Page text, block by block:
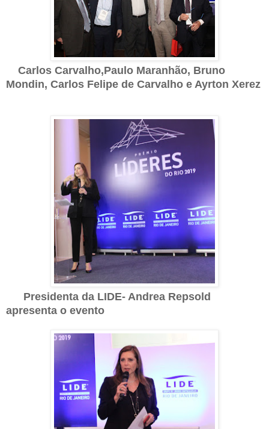
Carlos Carvalho,Paulo Maranhão, Bruno
Mondin, Carlos Felipe de Carvalho e Ayrton Xerez
Presidenta da LIDE- Andrea Repsold
apresenta o evento